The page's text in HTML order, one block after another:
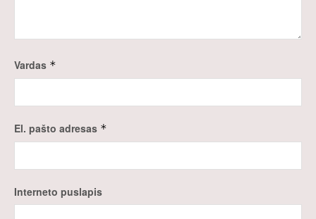
Vardas *
El. pašto adresas *
Interneto puslapis